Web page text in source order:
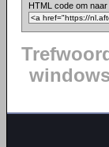
HTML code om